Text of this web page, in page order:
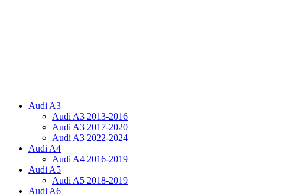
Audi A3
Audi A3 2013-2016
Audi A3 2017-2020
Audi A3 2022-2024
Audi A4
Audi A4 2016-2019
Audi A5
Audi A5 2018-2019
Audi A6